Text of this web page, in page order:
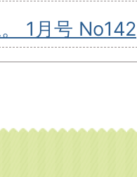
1月号 No142